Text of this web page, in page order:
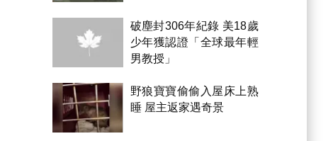
破塵封306年紀錄 美18歲
少年獲認證「全球最年輕
男教授」
野狼寶寶偷偷入屋床上熟
睡 屋主返家遇奇景